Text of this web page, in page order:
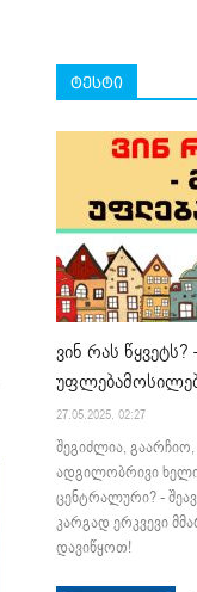
ტესტი
ვინ რას წყვეტს?
27.05.2025. 02:27
შეგიძლია,
ადგილობრივი
ცენტრალური? -
კარგად ერკვევი
დავიწყოთ!